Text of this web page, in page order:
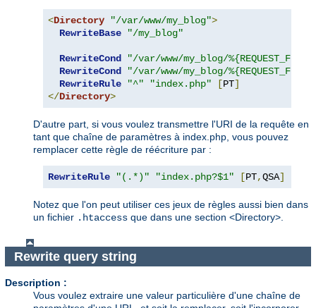
<Directory "/var/www/my_blog">
RewriteBase
"/my_blog"
RewriteCond
"/var/www/my_blog/
RewriteCond
"/var/www/my_blog/
RewriteRule
"^" "index.php" [PT]
</Directory>
D'autre part, si vous voulez transmettre l'URI de la requête en
tant que chaîne de paramètres à index.php, vous pouvez
remplacer cette règle de réécriture par :
RewriteRule "(.*)" "index.php?$1" [PT,QSA]
Notez que l'on peut utiliser ces jeux de règles aussi bien dans
un fichier .htaccess que dans une section <Directory>.
Rewrite query string
Description :
Vous voulez extraire une valeur particulière d'une chaîne de